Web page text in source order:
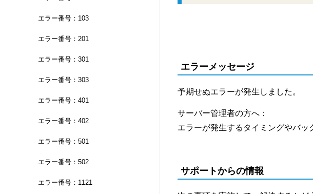
エラー番号：103
エラー番号：201
エラー番号：301
エラー番号：303
エラー番号：401
エラー番号：402
エラー番号：501
エラー番号：502
エラー番号：1121
エラーメッセージ
予期せぬエラーが発生しました。
サーバー管理者の方へ：
エラーが発生するタイミングやバッ
サポートからの情報